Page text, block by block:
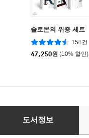
솔로몬의 위증 세트
158건
47,250원 (10% 할인)
솔로몬의 위증 3
도서정보